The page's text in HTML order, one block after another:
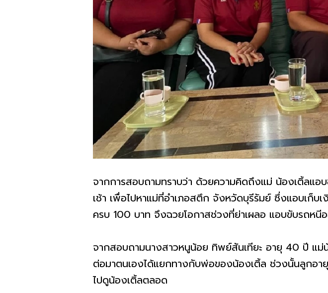
จากการสอบถามทราบว่า ด้วยความคิดถึงแม่ น้องเติ้ลแอ
เช้า เพื่อไปหาแม่ที่อำเภอสตึก จังหวัดบุรีรัมย์ ซึ่งแอบเก็บเ
ครบ 100 บาท จึงฉวยโอกาสช่วงที่ย่าเผลอ แอบขับรถหนี
จากสอบถามนางสาวหนูน้อย ทิพย์สันเทียะ อายุ 40 ปี แ
ต่อมาตนเองได้แยกทางกับพ่อของน้องเติ้ล ช่วงนั้นลูกอ
ไปดูน้องเติ้ลตลอด